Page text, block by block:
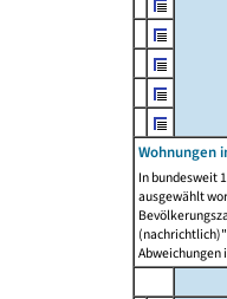
Wohnungen
In bundesweit
ausgewählt
Abweichungen